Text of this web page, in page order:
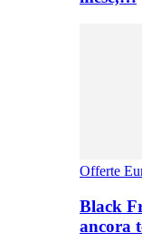
Offerte
Black
ancora